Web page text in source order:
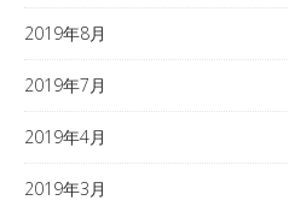
2019年8月
2019年7月
2019年4月
2019年3月